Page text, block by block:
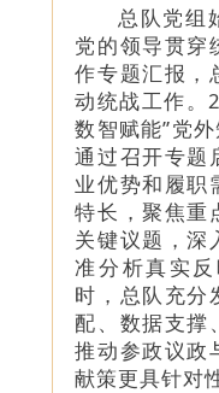
总队党组
党的领导贯穿
作专题汇报，
动统战工作。
数智赋能”党
通过召开专题
业优势和履职
特长，聚焦重
关键议题，深
准分析真实
时，总队充分
配、数据支撑
推动参政议政
献策更具针对